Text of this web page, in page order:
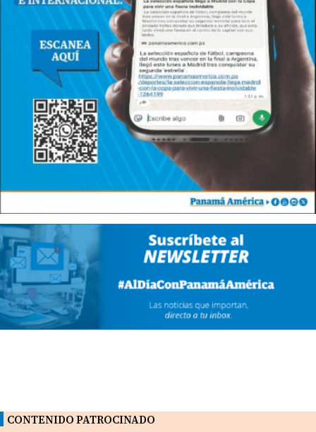
CONTENIDO PATROCINADO